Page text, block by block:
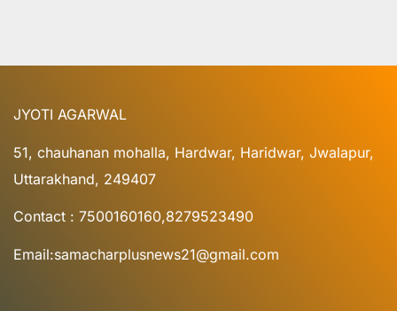
JYOTI AGARWAL
51, chauhanan mohalla, Hardwar, Haridwar, Jwalapur,
Uttarakhand, 249407
Contact : 7500160160,8279523490
Email:samacharplusnews21@gmail.com